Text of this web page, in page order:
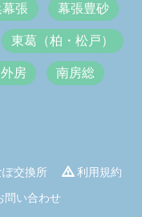
張 幕張豊砂
東葛（柏・松戸）
房 南房総
交換所
利用規約
問い合わせ